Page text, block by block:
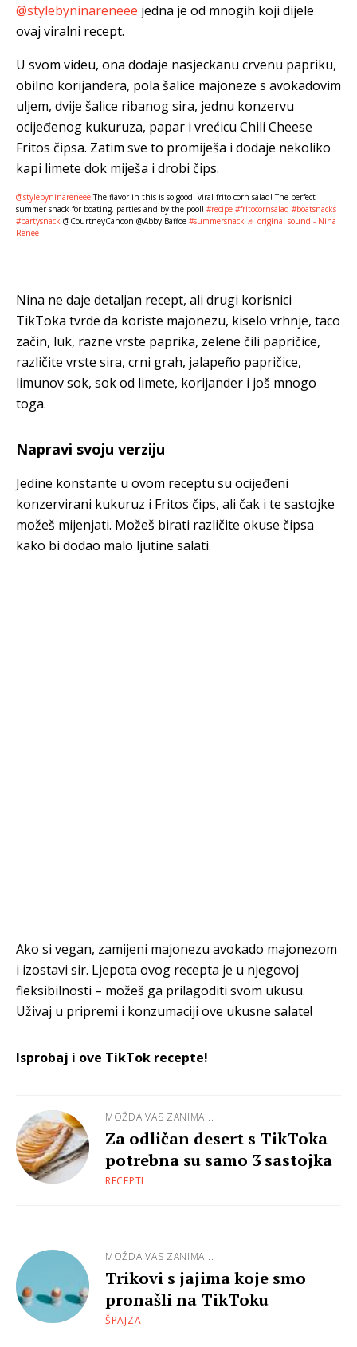
@stylebyninareneee jedna je od mnogih koji dijele
ovaj viralni recept.
U svom videu, ona dodaje nasjeckanu crvenu papriku,
obilno korijandera, pola šalice majoneze s avokadovim
uljem, dvije šalice ribanog sira, jednu konzervu
ocijeđenog kukuruza, papar i vrećicu Chili Cheese
Fritos čipsa. Zatim sve to promiješa i dodaje nekoliko
kapi limete dok miješa i drobi čips.
@stylebyninareneeeThe flavor in this is so good! viral frito corn salad! The perfect
summer snack for boating, parties and by the pool! #recipe #fritocornsalad #boatsnacks
#partysnack @CourtneyCahoon @Abby Baffoe #summersnack ♬ original sound - Nina
Renee
Nina ne daje detaljan recept, ali drugi korisnici
TikToka tvrde da koriste majonezu, kiselo vrhnje, taco
začin, luk, razne vrste paprika, zelene čili papričice,
različite vrste sira, crni grah, jalapeño papričice,
limunov sok, sok od limete, korijander i još mnogo
toga.
Napravi svoju verziju
Jedine konstante u ovom receptu su ocijeđeni
konzervirani kukuruz i Fritos čips, ali čak i te sastojke
možeš mijenjati. Možeš birati različite okuse čipsa
kako bi dodao malo ljutine salati.
Ako si vegan, zamijeni majonezu avokado majonezom
i izostavi sir. Ljepota ovog recepta je u njegovoj
fleksibilnosti – možeš ga prilagoditi svom ukusu.
Uživaj u pripremi i konzumaciji ove ukusne salate!
Isprobaj i ove TikTok recepte!
MOŽDA VAS ZANIMA...
Za odličan desert s TikToka
potrebna su samo 3 sastojka
RECEPTI
MOŽDA VAS ZANIMA...
Trikovi s jajima koje smo
pronašli na TikToku
ŠPAJZA